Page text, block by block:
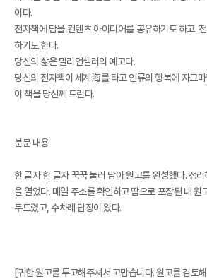
이다.
전자책에 담을 컨텐츠 아이디어를 공유하기도 하고.
하기도 한다.
당신의 삶은 밀리언셀러의 예고다.
당신의 전자책이 세계海를 타고 인류의 행복에 자그
이 책을 당신께 드린다.
분문 내용
한 글자 한 글자 꾹꾹 눌러 담아 원고를 완성했다. 정
을 열었다. 메일 주소를 확인하고 땀으로 포장된 내 원
두드렸고, 수차례 답장이 왔다.
[귀한 원고를 투고해주셔서 고맙습니다. 원고를 검토